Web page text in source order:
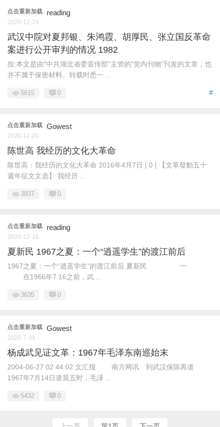
点击重新加载 reading
2020-12-24
武汉中院对夏邦银、朱鸿霞、胡厚民、张立国反革命
案进行公开审判的情况 1982
按:本文是由"中共湖北省委宣传部"主管的"党内刊物"刊发的文章，也
并不属于保密材料。转载时悉一 ...
#
5615 0
点击重新加载 Gowest
2020-12-20
陈世高 我经历的文化大革命
陈世高：我经历的文化大革命 2016年4月7日 | 0 | 【文革發動五十
週年征文文选】 我经历 ...
3937 0
点击重新加载 reading
2020-12-16
夏新民 1967之夏：一个“逍遥学生”的渡江前后
1967之夏：一个“逍遥学生”的渡江前后 夏新民 一
在1966年7.16之前，武 ...
3635 0
点击重新加载 Gowest
2020-7-31
杨成武见证文革：1967年毛泽东南巡始末
2004-06-27 02:44:02 文汇报 南方网讯 到武汉保陈再道
1967年7月14日凌晨五时，毛泽 ...
5432 0